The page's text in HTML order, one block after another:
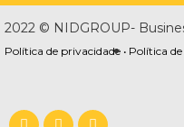
2022 © NIDGROUP-
Política de privacidade • Política de